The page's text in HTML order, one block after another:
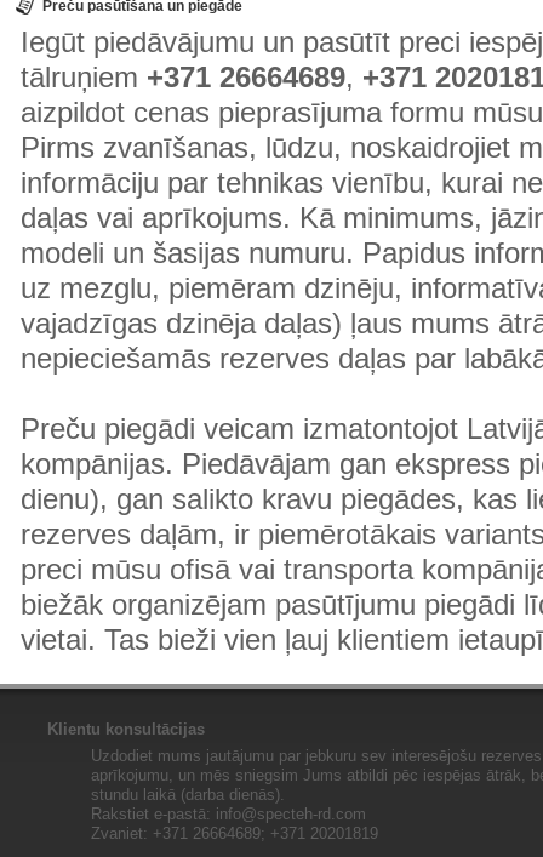
Preču pasūtīšana un piegāde
Iegūt piedāvājumu un pasūtīt preci
tālruņiem +371 26664689, +371
aizpildot cenas pieprasījuma formu
Pirms zvanīšanas, lūdzu, noskaidrojiet
informāciju par tehnikas vienību, kurai
daļas vai aprīkojums. Kā minimums,
modeli un šasijas numuru. Papidus
uz mezglu, piemēram dzinēju,
vajadzīgas dzinēja daļas) ļaus mums
nepieciešamās rezerves daļas par
Preču piegādi veicam izmatontojot
kompānijas. Piedāvājam gan ekspress
dienu), gan salikto kravu piegādes, kas
rezerves daļām, ir piemērotākais
preci mūsu ofisā vai transporta
biežāk organizējam pasūtījumu piegādi
vietai. Tas bieži vien ļauj klientiem
Klientu konsultācijas
Uzdodiet mums jautājumu par jebkuru sev interesējošu
aprīkojumu, un mēs sniegsim Jums atbildi pēc iespējas ātrāk,
stundu laikā (darba dienās).
Rakstiet e-pastā: info@specteh-rd.com
Zvaniet: +371 26664689; +371 20201819